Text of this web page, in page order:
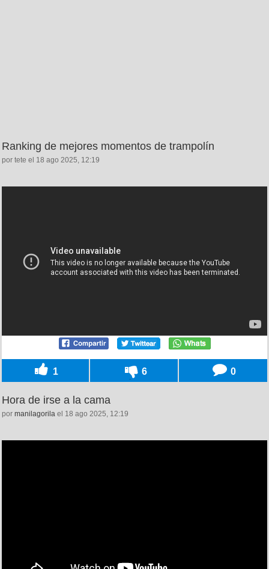
Ranking de mejores momentos de trampolín
por tete el 18 ago 2025, 12:19
1 6 0
Hora de irse a la cama
por manilagorila el 18 ago 2025, 12:19